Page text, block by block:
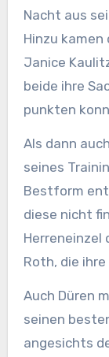
Nacht aus
Hinzu
Janice
beide ihre
punkten
Als dann
seines
Bestform
diese nicht
Herreneinzel
Roth, die
Auch Düren
seinen
angesichts